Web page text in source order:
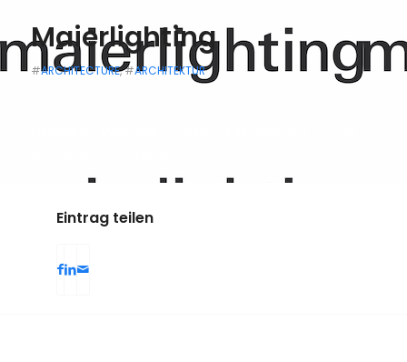
Maierlighting
#ARCHITECTURE, #ARCHITEKTUR
Eintrag teilen